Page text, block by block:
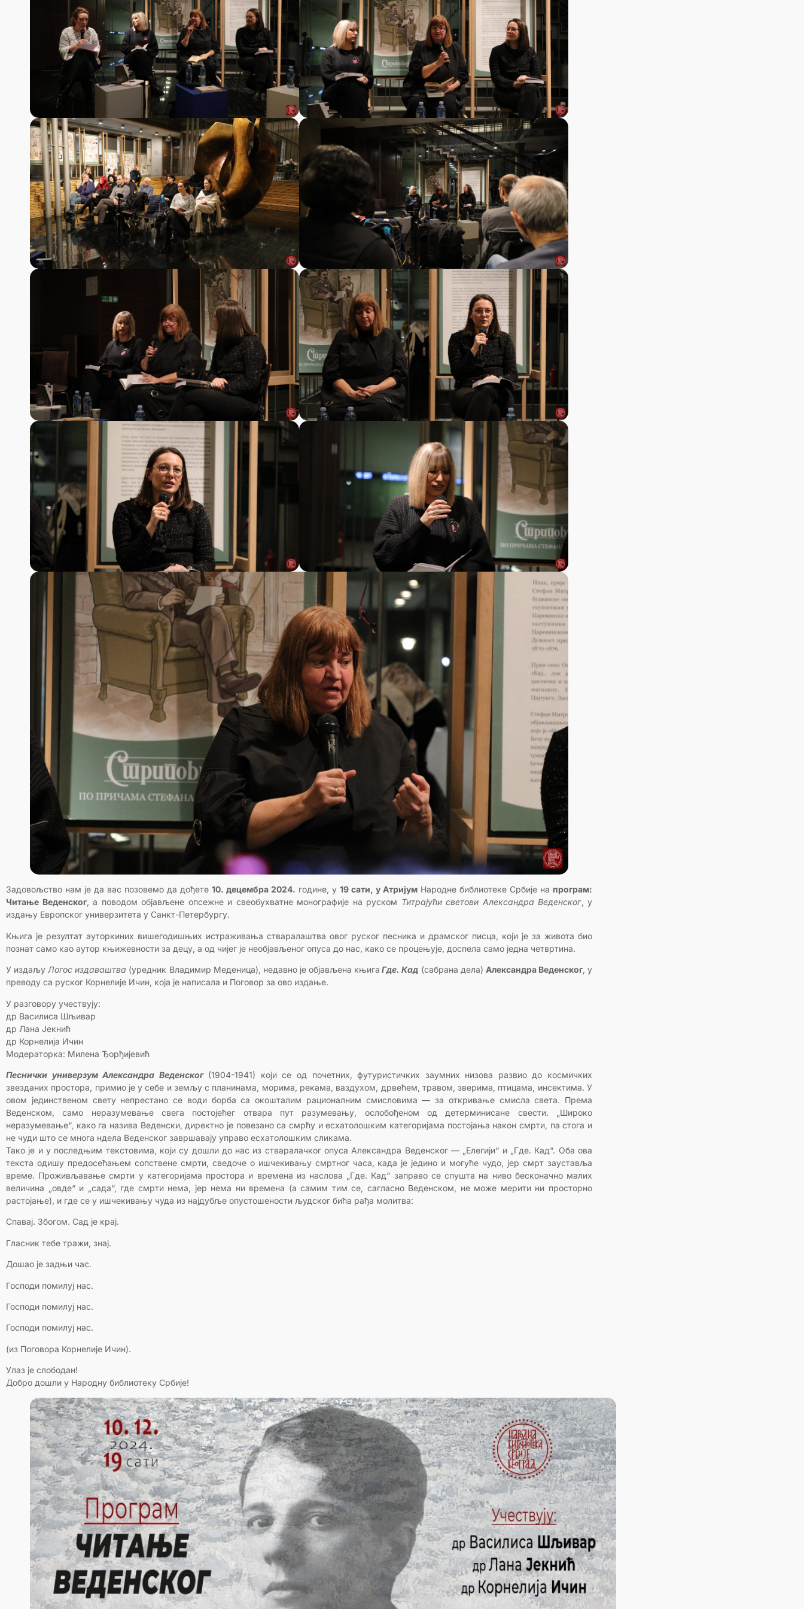
Задовољство нам је да вас позовемо да дођете 10. децембра 2024. године, у 19 сати, у Атријум Народне библиотеке Србије на програм:
Читање Веденског, а поводом објављене опсежне и свеобухватне монографије на руском Титрајући светови Александра Веденског, у
издању Европског универзитета у Санкт-Петербургу.
Књига је резултат ауторкиних вишегодишњих истраживања стваралаштва овог руског песника и драмског писца, који је за живота био
познат само као аутор књижевности за децу, а од чијег је необјављеног опуса до нас, како се процењује, доспела само једна четвртина.
У издаљу Логос издаваштва (уредник Владимир Меденица), недавно је објављена књига Где. Кад (сабрана дела) Александра Веденског, у
преводу са руског Корнелије Ичин, која је написала и Поговор за ово издање.
У разговору учествују:
др Василиса Шљивар
др Лана Јекнић
др Корнелија Ичин
Модераторка: Милена Ђорђијевић
Песнички универзум Александра Веденског(1904-1941) који се од почетних, футуристичких заумних низова развио до космичких
звезданих простора, примио је у себе и земљу с планинама, морима, рекама, ваздухом, дрвећем, травом, зверима, птицама, инсектима. У
овом јединственом свету непрестано се води борба са окошталим рационалним смисловима — за откривање смисла света. Према
Веденском, само неразумевање свега постојећег отвара пут разумевању, ослобођеном од детерминисане свести. „Широко
неразумевање“, како га назива Веденски, директно је повезано са смрћу и есхатолошким категоријама постојања након смрти, па стога и
не чуди што се многа ндела Веденског завршавају управо есхатолошким сликама.
Тако је и у последњим текстовима, који су дошли до нас из стваралачког опуса Александра Веденског — „Елегији“ и „Где. Кад“. Оба ова
текста одишу предосећањем сопствене смрти, сведоче о ишчекивању смртног часа, када је једино и могуће чудо, јер смрт зауставља
време. Проживљавање смрти у категоријама простора и времена из наслова „Где. Кад“ заправо се спушта на ниво бесконачно малих
величина „овде“ и „сада“, где смрти нема, јер нема ни времена (а самим тим се, сагласно Веденском, не може мерити ни просторно
растојање), и где се у ишчекивању чуда из најдубље опустошености људског бића рађа молитва:
Спавај. Збогом. Сад је крај.
Гласник тебе тражи, знај.
Дошао је задњи час.
Господи помилуј нас.
Господи помилуј нас.
Господи помилуј нас.
(из Поговора Корнелије Ичин).
Улаз је слободан!
Добро дошли у Народну библиотеку Србије!